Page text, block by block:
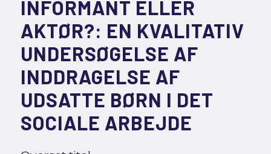
INFORMANT ELLER
AKTØR?: EN KVALITATIV
UNDERSØGELSE AF
INDDRAGELSE AF
UDSATTE BØRN I DET
SOCIALE ARBEJDE